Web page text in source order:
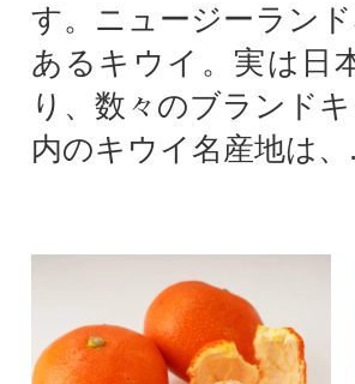
す。ニュージーラン
あるキウイ。実は日
り、数々のブランド
内のキウイ名産地は、